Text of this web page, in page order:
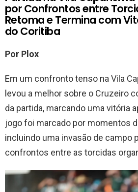
por Confrontos entre
Retoma e Termina com
do Coritiba
Por Plox
Em um confronto tenso na Vila
levou a melhor sobre o Cruzeiro
da partida, marcando uma vitória
jogo foi marcado por momentos
incluindo uma invasão de campo
confrontos entre as torcidas